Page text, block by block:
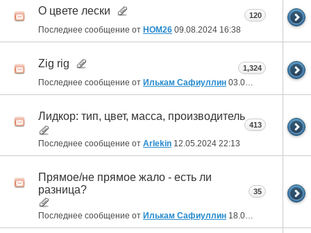
О цвете лески
Последнее сообщение от HOM26 09.08.2024 16:38
120
Zig rig
Последнее сообщение от Илькам Сафиуллин 03.07.2024 21:31
1,324
Лидкор: тип, цвет, масса, производитель
Последнее сообщение от Arlekin 12.05.2024 22:13
413
Прямое/не прямое жало - есть ли
разница?
Последнее сообщение от Илькам Сафиуллин 18.04.2024
35